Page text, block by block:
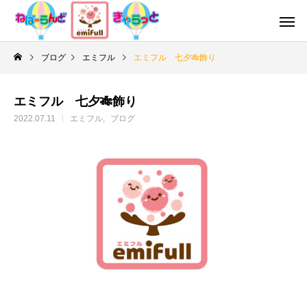
ブログ エミフル エミフル 七夕🎋飾り
エミフル 七夕🎋飾り
2022.07.11 エミフル ブログ